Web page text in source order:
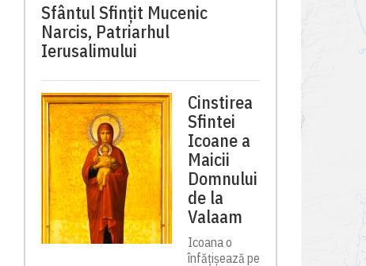
Sfântul Sfinţit Mucenic
Narcis, Patriarhul
Ierusalimului
Cinstirea
Sfintei
Icoane a
Maicii
Domnului
de la
Valaam
Icoana o
înfățișează pe